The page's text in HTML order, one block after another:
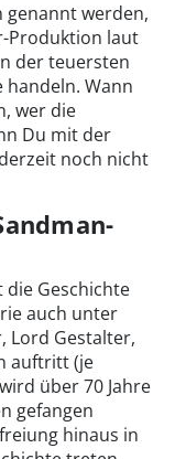
genannt werden,
Produktion laut
der teuersten
handeln. Wann
wer die
Du mit der
noch nicht
die Geschichte
auch unter
Lord Gestalter,
auftritt (je
über 70 Jahre
gefangen
hinaus in